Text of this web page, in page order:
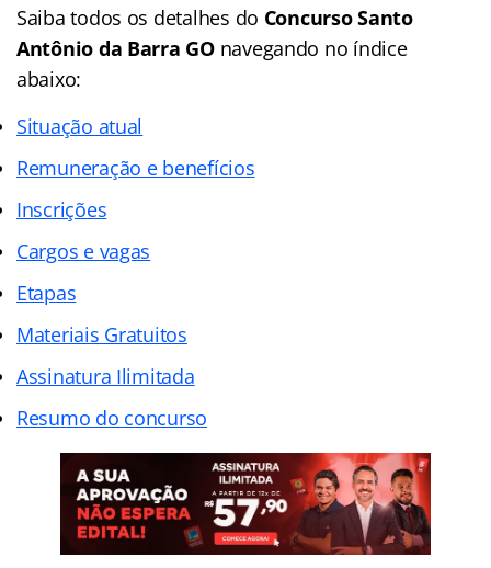
Saiba todos os detalhes do Concurso Santo
Antônio da Barra GOnavegando no índice
abaixo:
Situação atual
Remuneração e benefícios
Inscrições
Cargos e vagas
Etapas
Materiais Gratuitos
Assinatura Ilimitada
Resumo do concurso